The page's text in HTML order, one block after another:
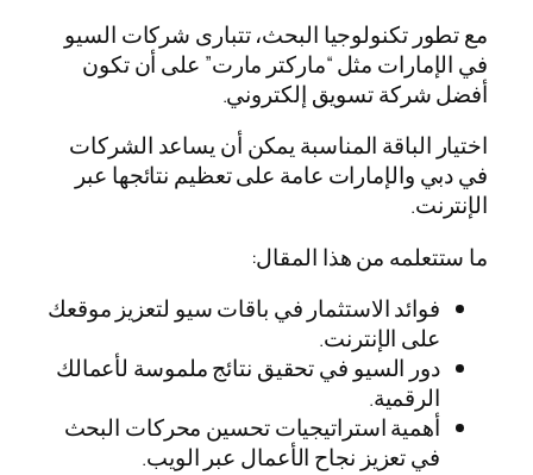
مع تطور تكنولوجيا البحث، تتبارى شركات السيو
في الإمارات مثل “ماركتر مارت” على أن تكون
أفضل شركة تسويق إلكتروني.
اختيار الباقة المناسبة يمكن أن يساعد الشركات
في دبي والإمارات عامة على تعظيم نتائجها عبر
الإنترنت.
ما ستتعلمه من هذا المقال:
فوائد الاستثمار في باقات سيو لتعزيز موقعك
على الإنترنت.
دور السيو في تحقيق نتائج ملموسة لأعمالك
الرقمية.
أهمية استراتيجيات تحسين محركات البحث
في تعزيز نجاح الأعمال عبر الويب.